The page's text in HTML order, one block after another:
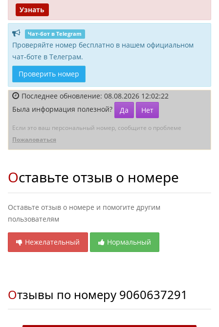
Узнать
Чат-бот в Telegram
Проверяйте номер бесплатно в нашем официальном
чат-боте в Телеграм.
Проверить номер
Последнее обновление: 08.08.2026 12:02:22
Была информация полезной?
Да Нет
Если это ваш персональный номер, сообщите о проблеме
Пожаловаться
Оставьте отзыв о номере
Оставьте отзыв о номере и помогите другим
пользователям
Нежелательный Нормальный
Отзывы по номеру 9060637291